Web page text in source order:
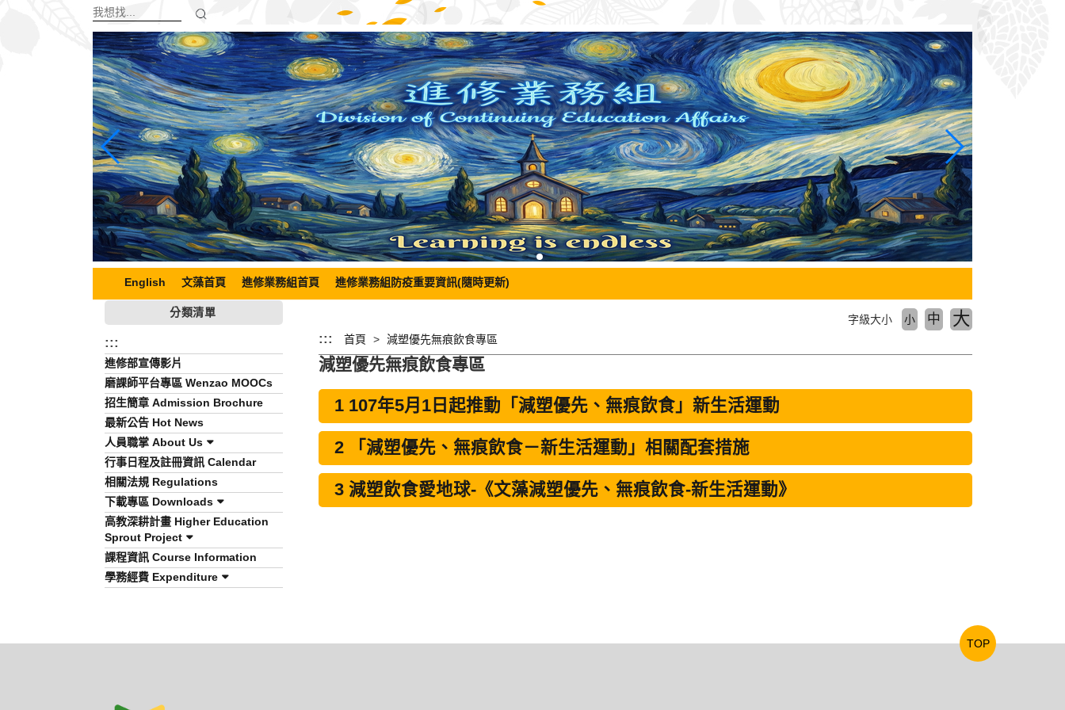
English 文藻首頁 進修業務組首頁 進修業務組防疫重要資訊(隨時更新)
分類清單
:::
進修部宣傳影片
磨課師平台專區 Wenzao MOOCs
招生簡章 Admission Brochure
最新公告 Hot News
人員職掌 About Us
行事日程及註冊資訊 Calendar
相關法規 Regulations
下載專區 Downloads
高教深耕計畫 Higher Education
Sprout Project
課程資訊 Course Information
學務經費 Expenditure
::: 首頁 減塑優先無痕飲食專區
字級大小 小 中 大
減塑優先無痕飲食專區
1 107年5月1日起推動「減塑優先、無痕飲食」新生活運動
2 「減塑優先、無痕飲食－新生活運動」相關配套措施
3 減塑飲食愛地球-《文藻減塑優先、無痕飲食-新生活運動》
TOP